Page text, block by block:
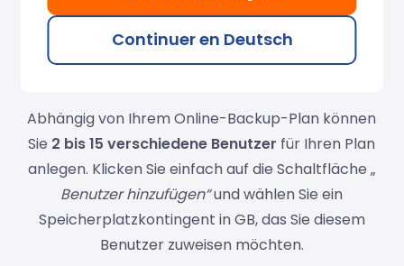
Online-Datensicherung für
mehrere Benutzer
Abhängig von Ihrem Online-Backup-Plan können
Sie 2 bis 15 verschiedene Benutzer für Ihren Plan
anlegen. Klicken Sie einfach auf die Schaltfläche „
Benutzer hinzufügen“und wählen Sie ein
Speicherplatzkontingent in GB, das Sie diesem
Benutzer zuweisen möchten.
Continuer en Deutsch